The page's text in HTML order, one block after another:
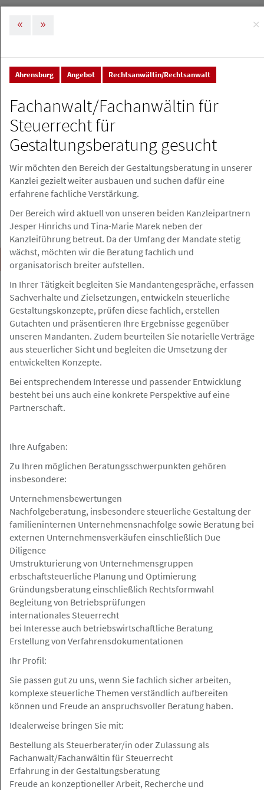
Stellenmarkt & Anzeigen Stellenanzeigen
Stellenanzeigen
Stellenanzeige erstellen
Hamburg Gesuch
29.05.2026
Erfahrene REFA- sucht neue
Herausforderung für 40 Std/Wo.
28.05.2026
Bürokraft/ReFA
Hann & Franke
Hamburg Angebot
28.05.2026
Rechtsanwalt (m/w/d) mit
Berufserfahrung mit Schwerpunkt
Medizinrecht)
ENDEMANN.SCHMIDT Rechtsanwälte Partnerschaft mbH
Hamburg Angebot
×
Ahrensburg Angebot Rechtsanwältin/Rechtsanwalt
Fachanwalt/Fachanwältin für
Steuerrecht für
Gestaltungsberatung gesucht
Wir möchten den Bereich der Gestaltungsberatung in unserer
Kanzlei gezielt weiter ausbauen und suchen dafür eine
erfahrene fachliche Verstärkung.
Der Bereich wird aktuell von unseren beiden Kanzleipartnern
Jesper Hinrichs und Tina-Marie Marek neben der
Kanzleiführung betreut. Da der Umfang der Mandate stetig
wächst, möchten wir die Beratung fachlich und
organisatorisch breiter aufstellen.
In Ihrer Tätigkeit begleiten Sie Mandantengespräche, erfassen
Sachverhalte und Zielsetzungen, entwickeln steuerliche
Gestaltungskonzepte, prüfen diese fachlich, erstellen
Gutachten und präsentieren Ihre Ergebnisse gegenüber
unseren Mandanten. Zudem beurteilen Sie notarielle Verträge
aus steuerlicher Sicht und begleiten die Umsetzung der
entwickelten Konzepte.
Bei entsprechendem Interesse und passender Entwicklung
besteht bei uns auch eine konkrete Perspektive auf eine
Partnerschaft.
Ihre Aufgaben:
Zu Ihren möglichen Beratungsschwerpunkten gehören
insbesondere:
Unternehmensbewertungen
Nachfolgeberatung, insbesondere steuerliche Gestaltung der
familieninternen Unternehmensnachfolge sowie Beratung bei
externen Unternehmensverkäufen einschließlich Due
Diligence
Umstrukturierung von Unternehmensgruppen
erbschaftsteuerliche Planung und Optimierung
Gründungsberatung einschließlich Rechtsformwahl
Begleitung von Betriebsprüfungen
internationales Steuerrecht
bei Interesse auch betriebswirtschaftliche Beratung
Erstellung von Verfahrensdokumentationen
Ihr Profil:
Sie passen gut zu uns, wenn Sie fachlich sicher arbeiten,
komplexe steuerliche Themen verständlich aufbereiten
können und Freude an anspruchsvoller Beratung haben.
Idealerweise bringen Sie mit:
Bestellung als Steuerberater/in oder Zulassung als
Fachanwalt/Fachanwältin für Steuerrecht
Erfahrung in der Gestaltungsberatung
Freude an konzeptioneller Arbeit, Recherche und